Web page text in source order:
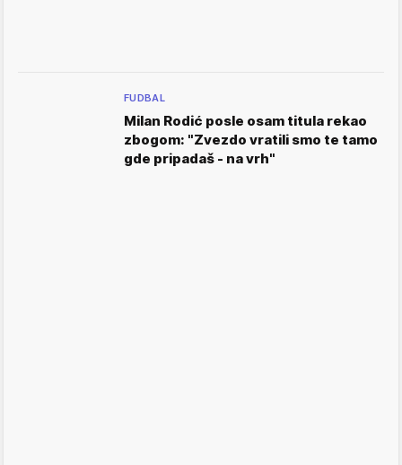
FUDBAL
Milan Rodić posle osam titula rekao
zbogom: "Zvezdo vratili smo te tamo
gde pripadaš - na vrh"